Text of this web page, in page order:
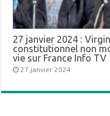
27 janvier 2024 :
constitutionnel non
vie sur France Info TV
27 janvier 2024